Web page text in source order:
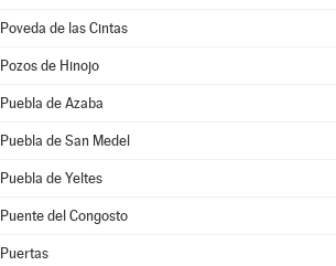
Poveda de las Cintas
Pozos de Hinojo
Puebla de Azaba
Puebla de San Medel
Puebla de Yeltes
Puente del Congosto
Puertas